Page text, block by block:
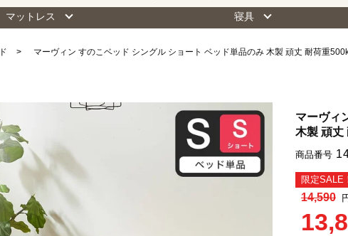
マットレス 寝具
マーヴィン すのこベッド シングル ショート ベッド単品のみ 木製 頑丈 耐荷重
マーヴィ
木製 頑丈
商品番号
限定SALE
14,590